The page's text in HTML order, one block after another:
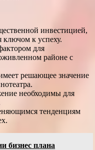
инвестицией,
ключом к успеху.
для
районе с
решающее значение
необходимы для
тенденциям
бизнес плана